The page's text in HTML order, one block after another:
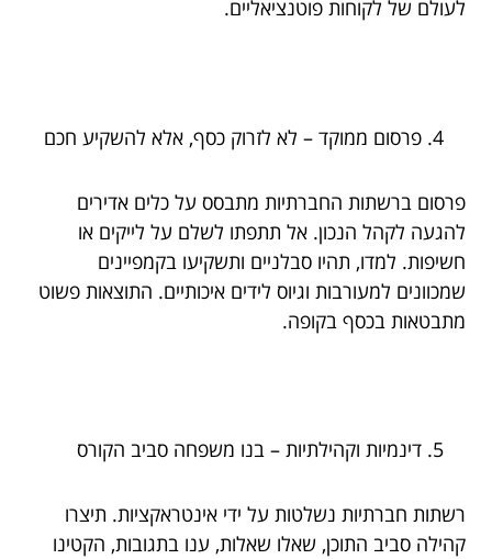
לעולם של לקוחות פוטנציאליים.
פרסום ממוקד – לא לזרוק כסף, אלא להשקיע חכם
פרסום ברשתות החברתיות מתבסס על כלים אדירים
להגעה לקהל הנכון. אל תתפתו לשלם על לייקים או
חשיפות. למדו, תהיו סבלניים ותשקיעו בקמפיינים
שמכוונים למעורבות וגיוס לידים איכותיים. התוצאות פשוט
מתבטאות בכסף בקופה.
דינמיות וקהילתיות – בנו משפחה סביב הקורס
רשתות חברתיות נשלטות על ידי אינטראקציות. תיצרו
קהילה סביב התוכן, שאלו שאלות, ענו בתגובות, הקטינו